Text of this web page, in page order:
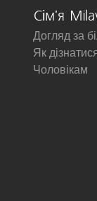
Сім'я
Догляд за
Як
Чоловікам